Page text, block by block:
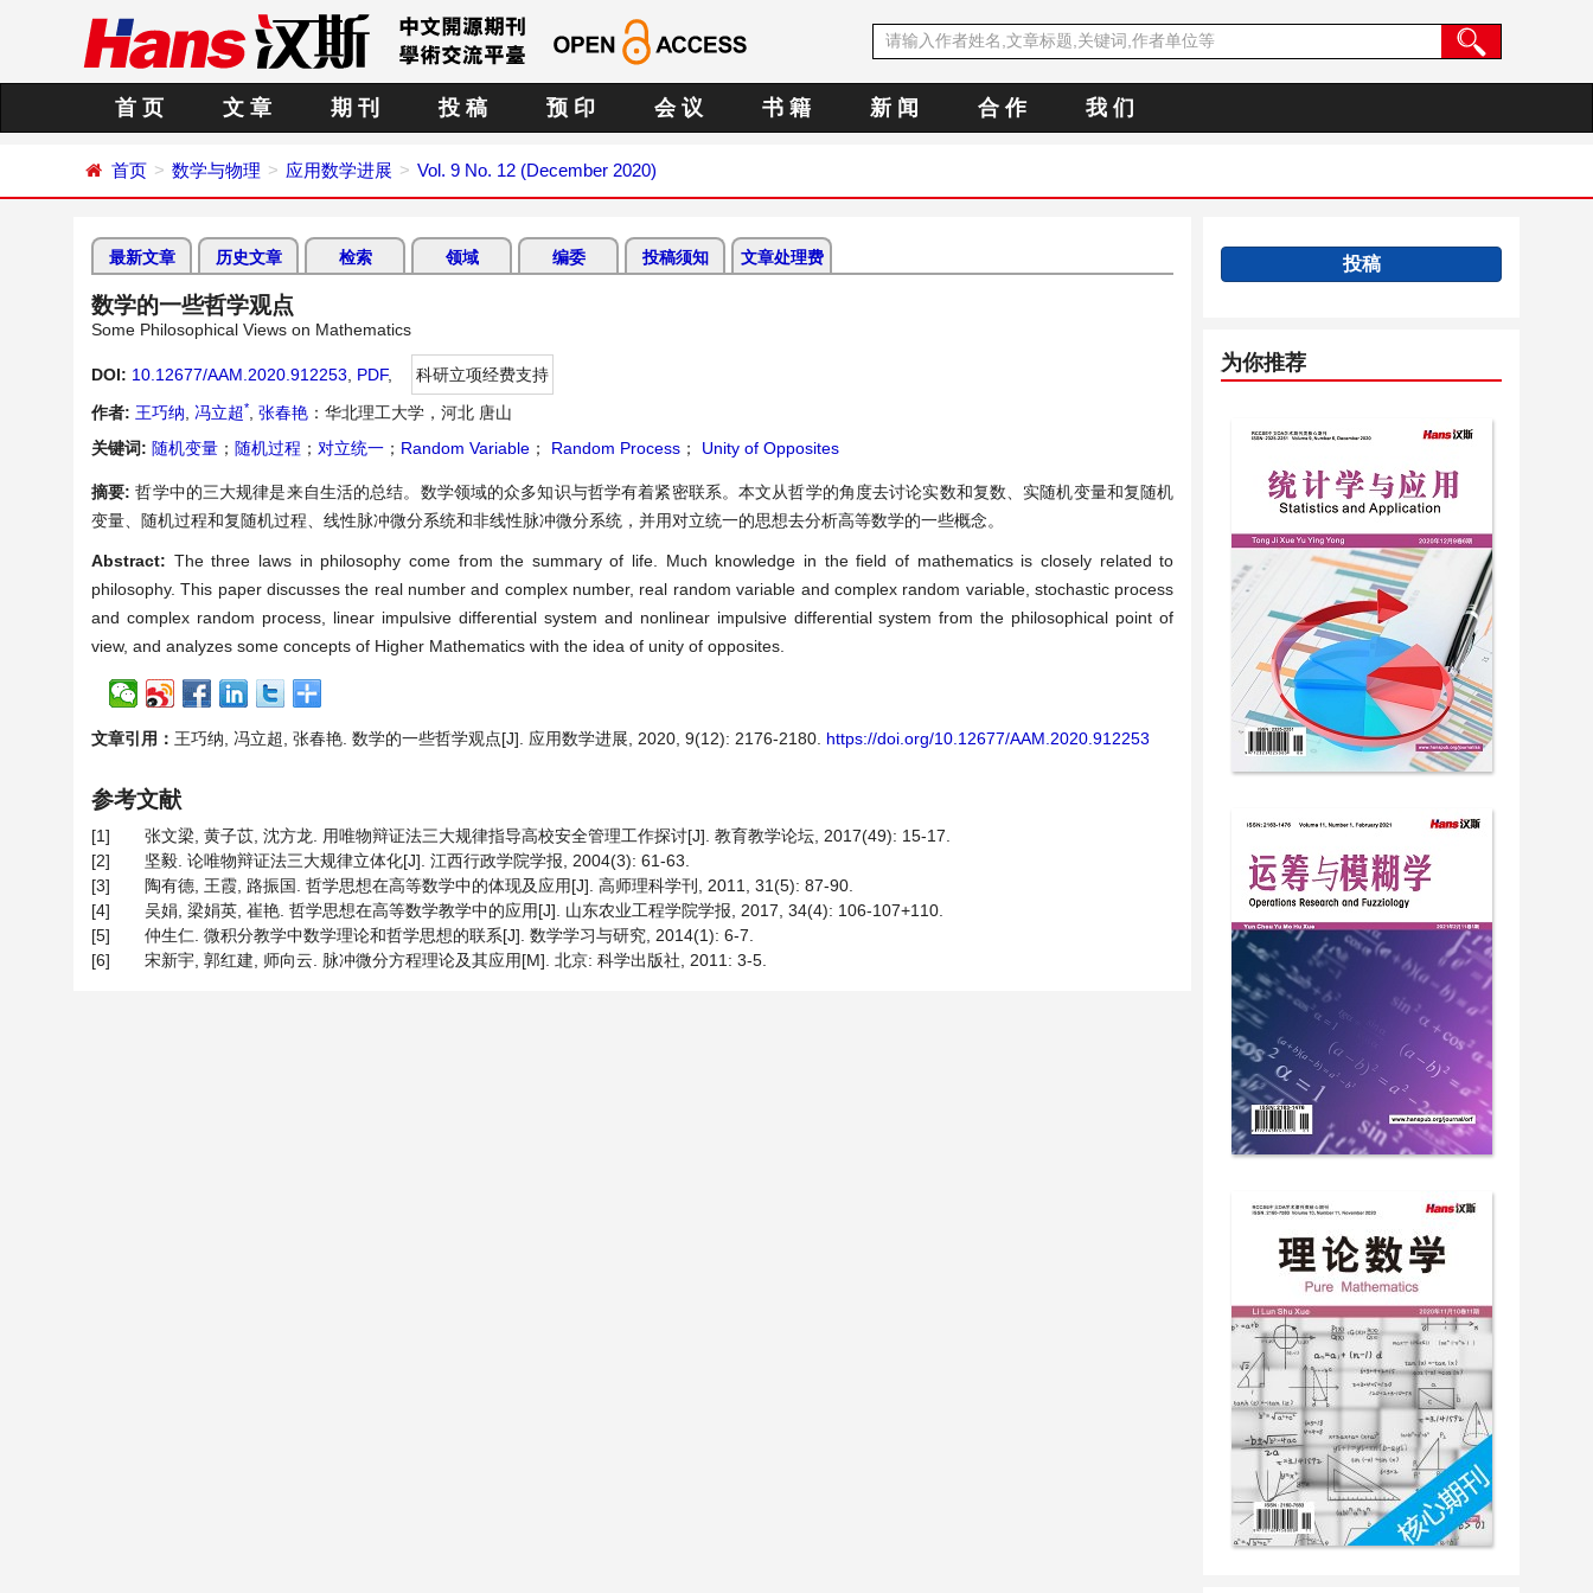
首 页 文 章 期 刊 投 稿 预 印 会 议 书 籍 新 闻 合 作 我 们
首页 数学与物理 应用数学进展 Vol. 9 No. 12 (December 2020)
最新文章 历史文章 检索 领域 编委 投稿须知 文章处理费
数学的一些哲学观点
Some Philosophical Views on Mathematics
DOI: 10.12677/AAM.2020.912253 PDF,
科研立项经费支持
作者: 王巧纳 冯立超* 张春艳 ：华北理工大学，河北 唐山
关键词: 随机变量 ； 随机过程 ； 对立统一 ； Random Variable ； Random Process ； Unity of Opposites
摘要:哲学中的三大规律是来自生活的总结。数学领域的众多知识与哲学有着紧密联系。本文从哲学的角度去讨论实数和复数、实随机变量和复随机
变量、随机过程和复随机过程、线性脉冲微分系统和非线性脉冲微分系统，并用对立统一的思想去分析高等数学的一些概念。
Abstract: The three laws in philosophy come from the summary of life. Much knowledge in the field of mathematics is closely related to
philosophy. This paper discusses the real number and complex number, real random variable and complex random variable, stochastic process
and complex random process, linear impulsive differential system and nonlinear impulsive differential system from the philosophical point of
view, and analyzes some concepts of Higher Mathematics with the idea of unity of opposites.
文章引用： 王巧纳, 冯立超, 张春艳. 数学的一些哲学观点[J]. 应用数学进展, 2020, 9(12): 2176-2180. https://doi.org/10.12677/AAM.2020.912253
参考文献
[1]
张文梁, 黄子苡, 沈方龙. 用唯物辩证法三大规律指导高校安全管理工作探讨[J]. 教育教学论坛, 2017(49): 15-17.
[2]
坚毅. 论唯物辩证法三大规律立体化[J]. 江西行政学院学报, 2004(3): 61-63.
[3]
陶有德, 王霞, 路振国. 哲学思想在高等数学中的体现及应用[J]. 高师理科学刊, 2011, 31(5): 87-90.
[4]
吴娟, 梁娟英, 崔艳. 哲学思想在高等数学教学中的应用[J]. 山东农业工程学院学报, 2017, 34(4): 106-107+110.
[5]
仲生仁. 微积分教学中数学理论和哲学思想的联系[J]. 数学学习与研究, 2014(1): 6-7.
[6]
宋新宇, 郭红建, 师向云. 脉冲微分方程理论及其应用[M]. 北京: 科学出版社, 2011: 3-5.
投稿
为你推荐